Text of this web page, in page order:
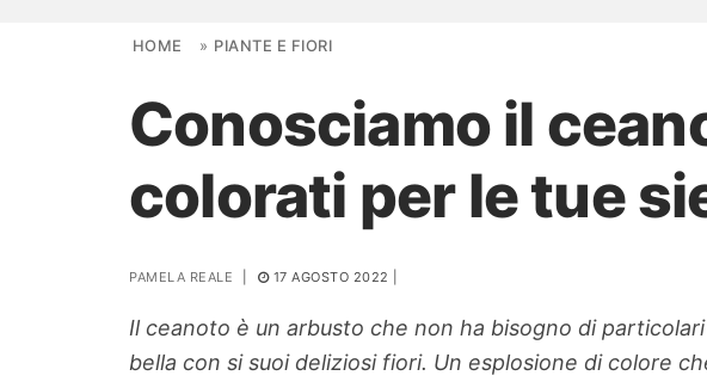
NOVITÀ
AMBIENTI
Ortaggio
Search for:
HOME » PIANTE E FIORI
Conosciamo il
colorati per le tue
PAMELA REALE 17 AGOSTO 2022
Il ceanoto è un arbusto che non ha bisogno di
bella con si suoi deliziosi fiori. Un esplosione di colore